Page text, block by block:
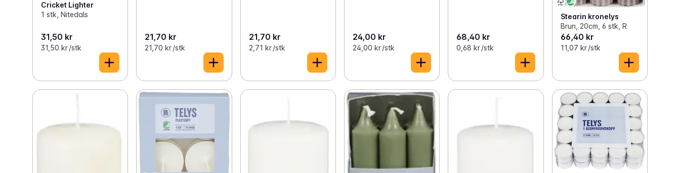
Cricket Lighter
1 stk, Nitedals
31,50 kr
31,50 kr /stk
21,70 kr
21,70 kr /stk
21,70 kr
2,71 kr /stk
24,00 kr
24,00 kr /stk
68,40 kr
0,68 kr /stk
Stearin kronelys
Brun, 20cm, 6 stk, R
66,40 kr
11,07 kr /stk